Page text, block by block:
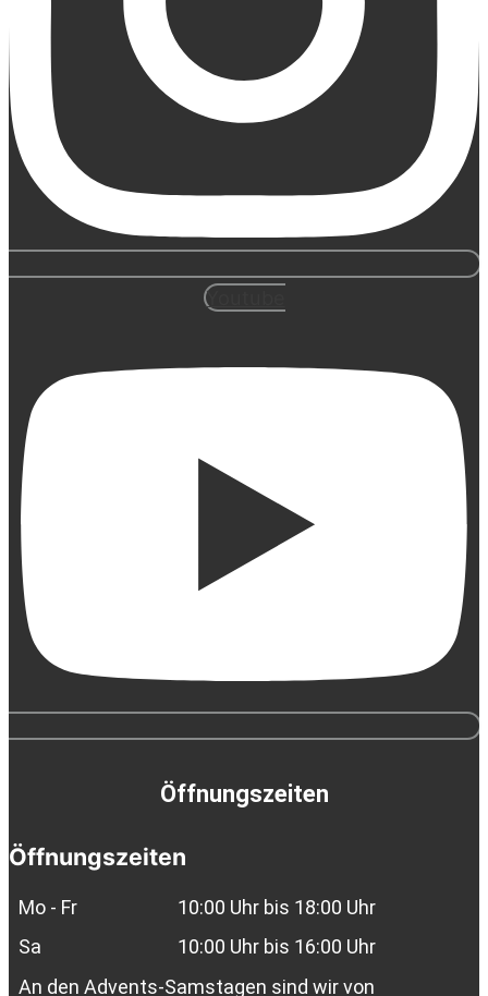
Youtube
Öffnungszeiten
Öffnungszeiten
Mo - Fr
10:00 Uhr bis 18:00 Uhr
Sa
10:00 Uhr bis 16:00 Uhr
An den Advents-Samstagen sind wir von